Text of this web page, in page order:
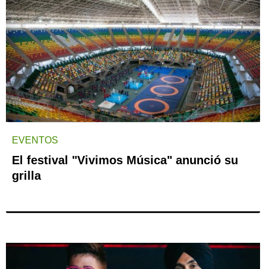
EVENTOS
El festival "Vivimos Música" anunció su
grilla